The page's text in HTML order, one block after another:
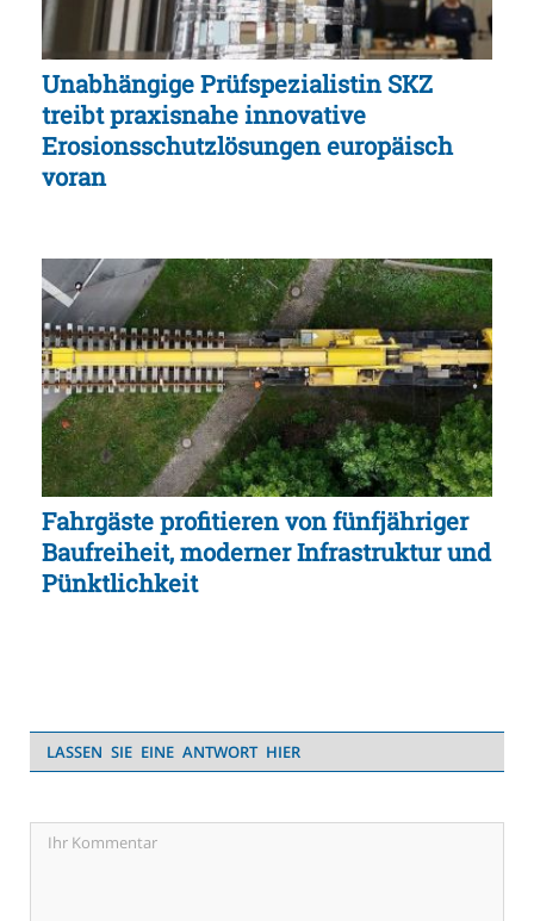
Unabhängige Prüfspezialistin SKZ
treibt praxisnahe innovative
Erosionsschutzlösungen europäisch
voran
Fahrgäste profitieren von fünfjähriger
Baufreiheit, moderner Infrastruktur und
Pünktlichkeit
LASSEN SIE EINE ANTWORT HIER